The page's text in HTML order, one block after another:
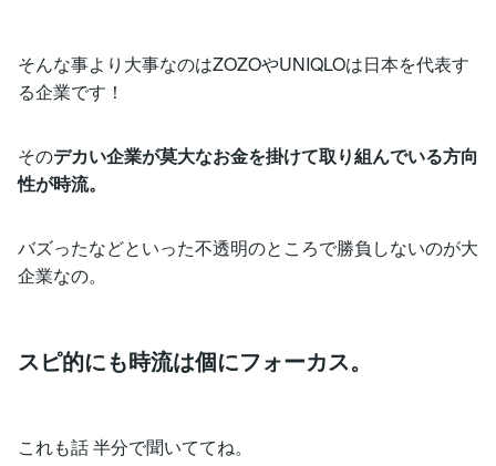
そんな事より大事なのはZOZOやUNIQLOは日本を代表す
る企業です！
そのデカい企業が莫大なお金を掛けて取り組んでいる方向
性が時流。
バズったなどといった不透明のところで勝負しないのが大
企業なの。
スピ的にも時流は個にフォーカス。
これも話 半分で聞いててね。